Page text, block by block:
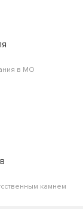
в МО
камнем